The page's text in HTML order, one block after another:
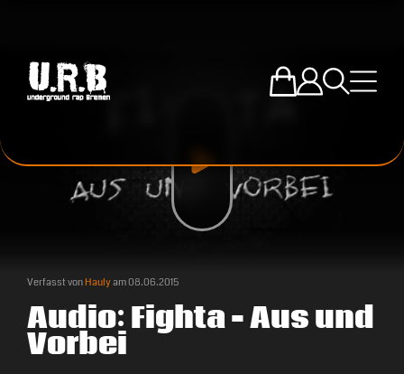
Zum U.R.B-
Einloggen
SucheMenü
Verfasst vonHaulyam08.06.2015
Audio: Fighta – Aus und
Vorbei